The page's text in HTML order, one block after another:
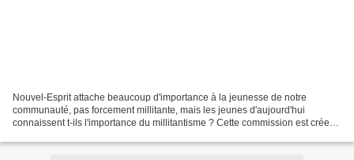
Nouvel-Esprit attache beaucoup d'importance à la jeunesse de notre
communauté, pas forcement millitante, mais les jeunes d'aujourd'hui
connaissent t-ils l'importance du millitantisme ? Cette commission est crée